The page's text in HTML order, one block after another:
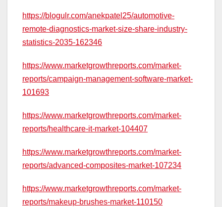
https://blogulr.com/anekpatel25/automotive-
remote-diagnostics-market-size-share-industry-
statistics-2035-162346
https://www.marketgrowthreports.com/market-
reports/campaign-management-software-market-
101693
https://www.marketgrowthreports.com/market-
reports/healthcare-it-market-104407
https://www.marketgrowthreports.com/market-
reports/advanced-composites-market-107234
https://www.marketgrowthreports.com/market-
reports/makeup-brushes-market-110150